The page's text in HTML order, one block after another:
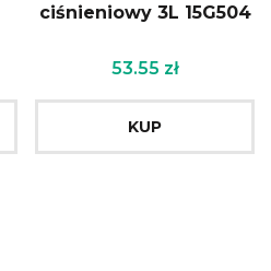
ciśnieniowy 3L 15G504
53.55 zł
KUP